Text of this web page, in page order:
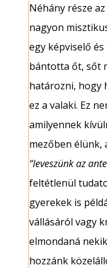
Néhány része
nagyon
egy képviselő
bántotta őt, sőt
határozni, hogy
ez a valaki. Ez
amilyennek
mezőben
“leveszünk az
feltétlenül
gyerekek is
vállásáról vagy
elmondaná
hozzánk